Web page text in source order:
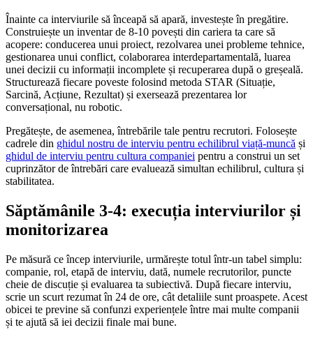
Înainte ca interviurile să înceapă să apară, investește în pregătire.
Construiește un inventar de 8-10 povești din cariera ta care să
acopere: conducerea unui proiect, rezolvarea unei probleme tehnice,
gestionarea unui conflict, colaborarea interdepartamentală, luarea
unei decizii cu informații incomplete și recuperarea după o greșeală.
Structurează fiecare poveste folosind metoda STAR (Situație,
Sarcină, Acțiune, Rezultat) și exersează prezentarea lor
conversațional, nu robotic.
Pregătește, de asemenea, întrebările tale pentru recrutori. Folosește
cadrele din ghidul nostru de interviu pentru echilibrul viață-muncă și
ghidul de interviu pentru cultura companiei pentru a construi un set
cuprinzător de întrebări care evaluează simultan echilibrul, cultura și
stabilitatea.
Săptămânile 3-4: execuția interviurilor și
monitorizarea
Pe măsură ce încep interviurile, urmărește totul într-un tabel simplu:
companie, rol, etapă de interviu, dată, numele recrutorilor, puncte
cheie de discuție și evaluarea ta subiectivă. După fiecare interviu,
scrie un scurt rezumat în 24 de ore, cât detaliile sunt proaspete. Acest
obicei te previne să confunzi experiențele între mai multe companii
și te ajută să iei decizii finale mai bune.